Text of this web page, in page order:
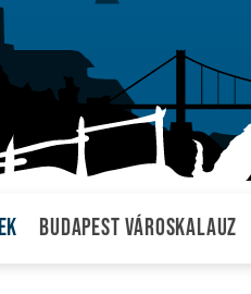
Budapest városkalauz